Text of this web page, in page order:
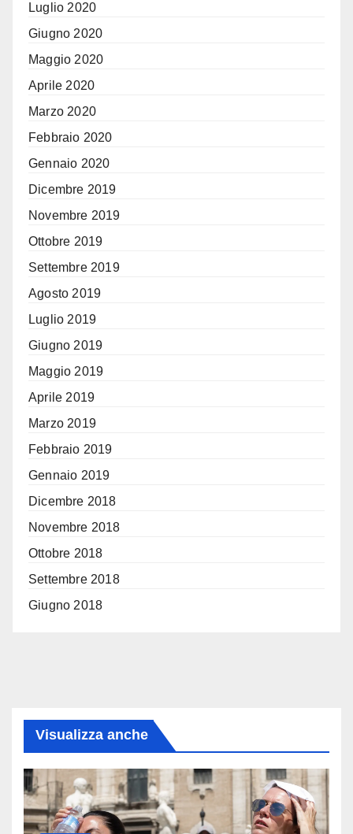
Luglio 2020
Giugno 2020
Maggio 2020
Aprile 2020
Marzo 2020
Febbraio 2020
Gennaio 2020
Dicembre 2019
Novembre 2019
Ottobre 2019
Settembre 2019
Agosto 2019
Luglio 2019
Giugno 2019
Maggio 2019
Aprile 2019
Marzo 2019
Febbraio 2019
Gennaio 2019
Dicembre 2018
Novembre 2018
Ottobre 2018
Settembre 2018
Giugno 2018
Visualizza anche